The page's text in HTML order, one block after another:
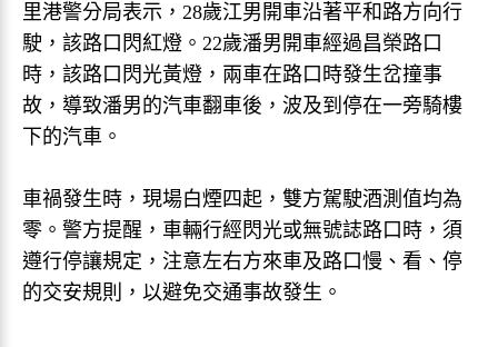
里港警分局表示，28歲江男開車沿著平和路方向行
駛，該路口閃紅燈。22歲潘男開車經過昌榮路口
時，該路口閃光黃燈，兩車在路口時發生岔撞事
故，導致潘男的汽車翻車後，波及到停在一旁騎樓
下的汽車。
車禍發生時，現場白煙四起，雙方駕駛酒測值均為
零。警方提醒，車輛行經閃光或無號誌路口時，須
遵行停讓規定，注意左右方來車及路口慢、看、停
的交安規則，以避免交通事故發生。